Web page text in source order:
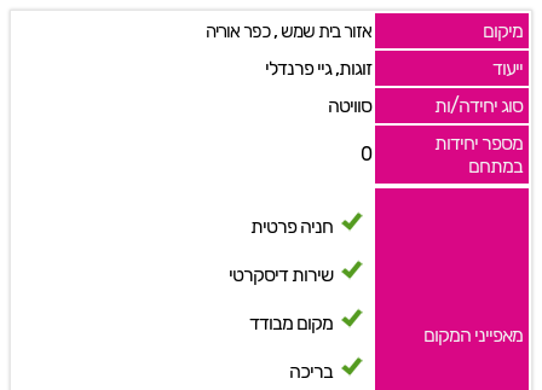
מיקום אזור בית שמש,כפר אוריה
ייעוד
זוגות, גיי פרנדלי
סוג יחידה/ות
סוויטה
מספר יחידות
במתחם
0
מאפייני המקום
חניה פרטית
שירות דיסקרטי
מקום מבודד
בריכה